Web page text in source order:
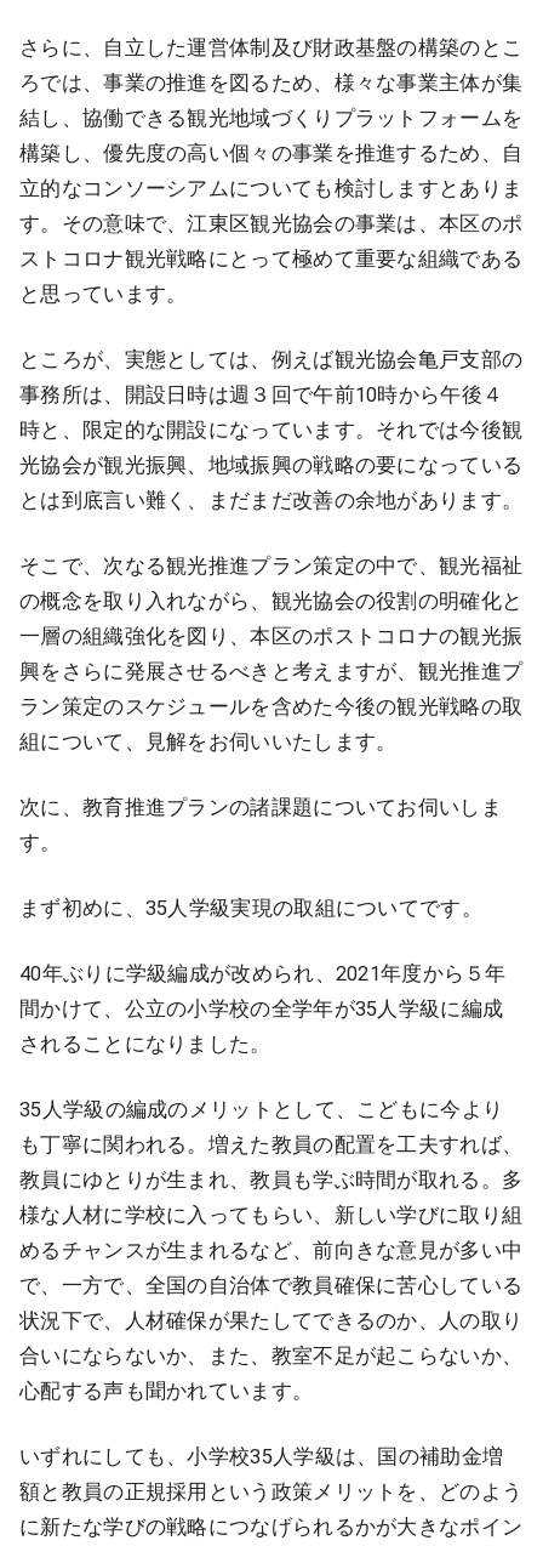
さらに、自立した運営体制及び財政基盤の構築のとこ
ろでは、事業の推進を図るため、様々な事業主体が集
結し、協働できる観光地域づくりプラットフォームを
構築し、優先度の高い個々の事業を推進するため、自
立的なコンソーシアムについても検討しますとありま
す。その意味で、江東区観光協会の事業は、本区のポ
ストコロナ観光戦略にとって極めて重要な組織である
と思っています。
ところが、実態としては、例えば観光協会亀戸支部の
事務所は、開設日時は週３回で午前10時から午後４
時と、限定的な開設になっています。それでは今後観
光協会が観光振興、地域振興の戦略の要になっている
とは到底言い難く、まだまだ改善の余地があります。
そこで、次なる観光推進プラン策定の中で、観光福祉
の概念を取り入れながら、観光協会の役割の明確化と
一層の組織強化を図り、本区のポストコロナの観光振
興をさらに発展させるべきと考えますが、観光推進プ
ラン策定のスケジュールを含めた今後の観光戦略の取
組について、見解をお伺いいたします。
次に、教育推進プランの諸課題についてお伺いしま
す。
まず初めに、35人学級実現の取組についてです。
40年ぶりに学級編成が改められ、2021年度から５年
間かけて、公立の小学校の全学年が35人学級に編成
されることになりました。
35人学級の編成のメリットとして、こどもに今より
も丁寧に関われる。増えた教員の配置を工夫すれば、
教員にゆとりが生まれ、教員も学ぶ時間が取れる。多
様な人材に学校に入ってもらい、新しい学びに取り組
めるチャンスが生まれるなど、前向きな意見が多い中
で、一方で、全国の自治体で教員確保に苦心している
状況下で、人材確保が果たしてできるのか、人の取り
合いにならないか、また、教室不足が起こらないか、
心配する声も聞かれています。
いずれにしても、小学校35人学級は、国の補助金増
額と教員の正規採用という政策メリットを、どのよう
に新たな学びの戦略につなげられるかが大きなポイン